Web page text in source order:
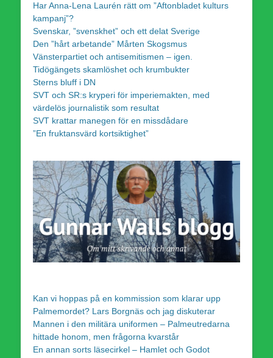
Har Anna-Lena Laurén rätt om ”Aftonbladet kulturs
kampanj”?
Svenskar, ”svenskhet” och ett delat Sverige
Den ”hårt arbetande” Mårten Skogsmus
Vänsterpartiet och antisemitismen – igen.
Tidögängets skamlöshet och krumbukter
Sterns bluff i DN
SVT och SR:s kryperi för imperiemakten, med
värdelös journalistik som resultat
SVT krattar manegen för en missdådare
”En fruktansvärd kortsiktighet”
Kan vi hoppas på en kommission som klarar upp
Palmemordet? Lars Borgnäs och jag diskuterar
Mannen i den militära uniformen – Palmeutredarna
hittade honom, men frågorna kvarstår
En annan sorts läsecirkel – Hamlet och Godot